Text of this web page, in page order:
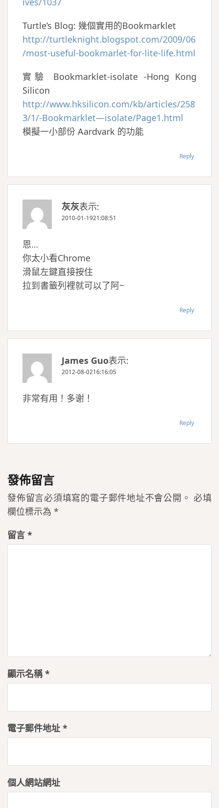
Turtle’s Blog: 幾個實用的Bookmarklet
http://turtleknight.blogspot.com/2009/06
/most-useful-bookmarlet-for-lite-life.html
實驗 Bookmarklet-isolate -Hong Kong
Silicon
http://www.hksilicon.com/kb/articles/258
3/1/-Bookmarklet—isolate/Page1.html
模擬一小部份 Aardvark 的功能
Reply
灰灰表示:
2010-01-1921:08:51
恩…
你太小看Chrome
滑鼠左鍵直接按住
拉到書籤列裡就可以了阿~
Reply
James Guo表示:
2012-08-0216:16:05
非常有用！多谢！
Reply
發佈留言
發佈留言必須填寫的電子郵件地址不會公開。 必填
欄位標示為 *
留言 *
顯示名稱*
電子郵件地址 *
個人網站網址